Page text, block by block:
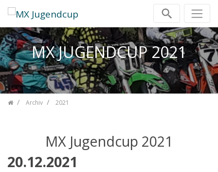
Zum Inhalt springen
MX JUGENDCUP 2021
Archiv 2021
MX Jugendcup 2021
20.12.2021